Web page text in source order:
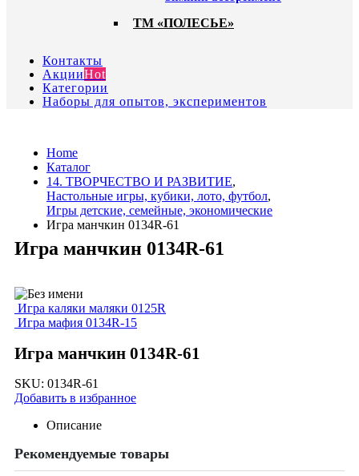
ТМ «ПОЛЕСЬЕ»
Контакты
АкцииHot
Категории
Наборы для опытов, экспериментов
Home
Каталог
14. ТВОРЧЕСТВО И РАЗВИТИЕ,
Настольные игры, кубики, лото, футбол,
Игры детские, семейные, экономические
Игра манчкин 0134R-61
Игра манчкин 0134R-61
Игра каляки маляки 0125R
Игра мафия 0134R-15
Игра манчкин 0134R-61
SKU: 0134R-61
Добавить в избранное
Описание
Рекомендуемые товары